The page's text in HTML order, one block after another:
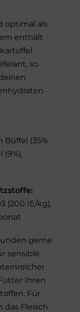
optimal als
enthält
so
Büffel (35%
(9%),
(200 IE/kg),
gerne
sensible
Ihren
Für
Fleisch